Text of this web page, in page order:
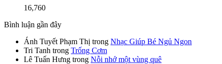
16,760
Bình luận gần đây
Ánh Tuyết Phạm Thị trong Nhạc Giúp Bé Ngủ Ngon
Tri Tanh trong Trống Cơm
Lê Tuấn Hưng trong Nỗi nhớ một vùng quê